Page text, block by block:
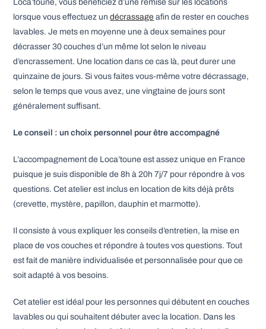
Loca’toune, vous bénéficiez d’une remise sur les locations
lorsque vous effectuez undécrassage afin de rester en couches
lavables. Je mets en moyenne une à deux semaines pour
décrasser 30 couches d’un même lot selon le niveau
d’encrassement. Une location dans ce cas là, peut durer une
quinzaine de jours. Si vous faites vous-même votre décrassage,
selon le temps que vous avez, une vingtaine de jours sont
généralement suffisant.
Le conseil : un choix personnel pour être accompagné
L’accompagnement de Loca’toune est assez unique en France
puisque je suis disponible de 8h à 20h 7j/7 pour répondre à vos
questions. Cet atelier est inclus en location de kits déjà prêts
(crevette, mystère, papillon, dauphin et marmotte).
Il consiste à vous expliquer les conseils d’entretien, la mise en
place de vos couches et répondre à toutes vos questions. Tout
est fait de manière individualisée et personnalisée pour que ce
soit adapté à vos besoins.
Cet atelier est idéal pour les personnes qui débutent en couches
lavables ou qui souhaitent débuter avec la location. Dans les